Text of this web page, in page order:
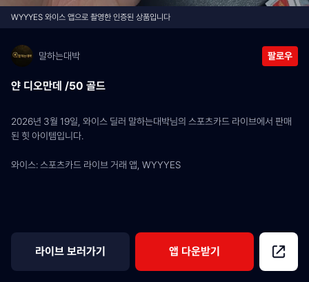
WYYYES 와이스 앱으로 촬영한 인증된 상품입니다
말하는대박 팔로우
얀 디오만데 /50 골드
2026년 3월 19일, 와이스 딜러 말하는대박님의 스포츠카드 라이브에서 판매
된 힛 아이템입니다.
와이스: 스포츠카드 라이브 거래 앱, WYYYES
라이브 보러가기 앱 다운받기